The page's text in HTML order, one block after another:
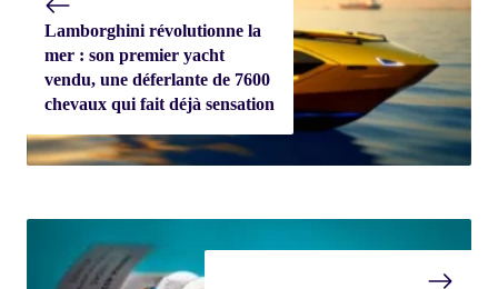
Lamborghini révolutionne la
mer : son premier yacht
vendu, une déferlante de 7600
chevaux qui fait déjà sensation